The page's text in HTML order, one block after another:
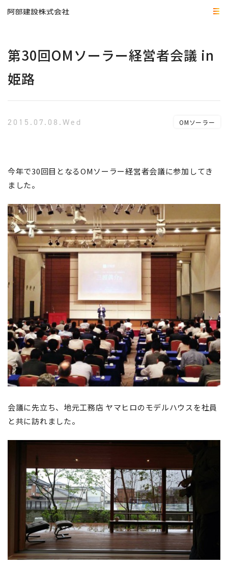
第30回OMソーラー経営者会議 in
姫路
2015.07.08.Wed OMソーラー
今年で30回目となるOMソーラー経営者会議に参加してき
ました。
会議に先立ち、地元工務店 ヤマヒロのモデルハウスを社員
と共に訪れました。